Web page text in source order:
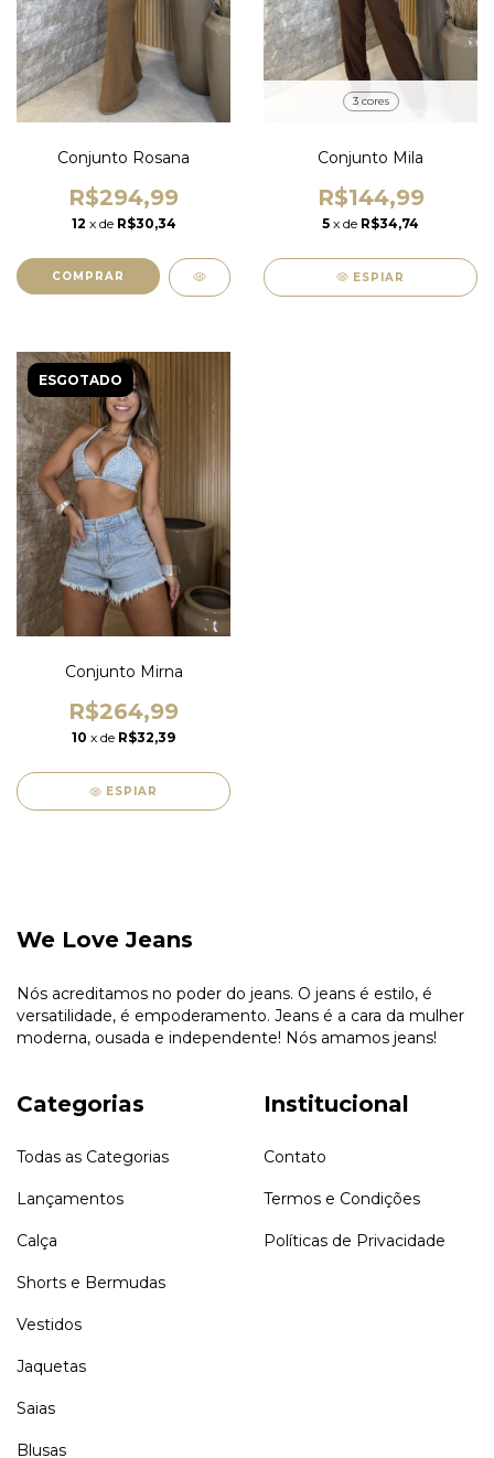
Conjunto Rosana
R$294,99
12 x de R$30,34
COMPRAR
3 cores
Conjunto Mila
R$144,99
5 x de R$34,74
ESPIAR
ESGOTADO
Conjunto Mirna
R$264,99
10 x de R$32,39
ESPIAR
We Love Jeans
Nós acreditamos no poder do jeans. O jeans é estilo, é
versatilidade, é empoderamento. Jeans é a cara da mulher
moderna, ousada e independente! Nós amamos jeans!
Categorias
Todas as Categorias
Lançamentos
Calça
Shorts e Bermudas
Vestidos
Jaquetas
Saias
Blusas
Institucional
Contato
Termos e Condições
Políticas de Privacidade